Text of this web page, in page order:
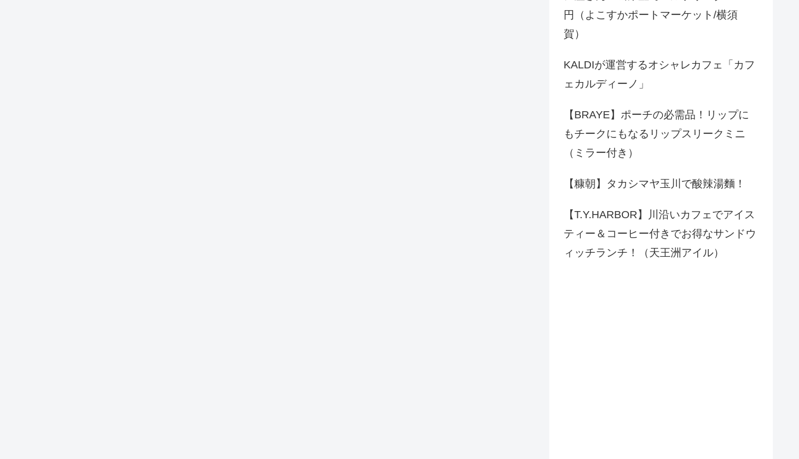
円（よこすかポートマーケット/横須
賀）
KALDIが運営するオシャレカフェ「カフ
ェカルディーノ」
【BRAYE】ポーチの必需品！リップに
もチークにもなるリップスリークミニ
（ミラー付き）
【糠朝】タカシマヤ玉川で酸辣湯麵！
【T.Y.HARBOR】川沿いカフェでアイス
ティー＆コーヒー付きでお得なサンドウ
ィッチランチ！（天王洲アイル）